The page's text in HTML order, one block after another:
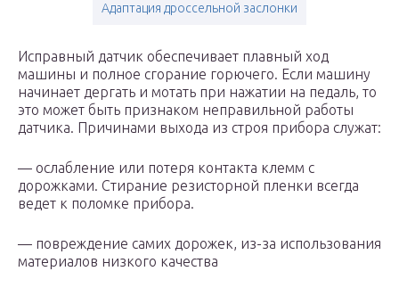
Адаптация дроссельной заслонки
Исправный датчик обеспечивает плавный ход
машины и полное сгорание горючего. Если машину
начинает дергать и мотать при нажатии на педаль, то
это может быть признаком неправильной работы
датчика. Причинами выхода из строя прибора служат:
— ослабление или потеря контакта клемм с
дорожками. Стирание резисторной пленки всегда
ведет к поломке прибора.
— повреждение самих дорожек, из-за использования
материалов низкого качества